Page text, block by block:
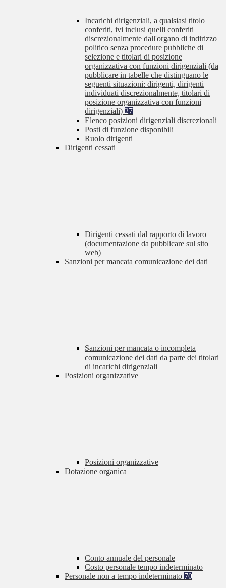
Incarichi dirigenziali, a qualsiasi titolo
conferiti, ivi inclusi quelli conferiti
discrezionalmente dall'organo di indirizzo
politico senza procedure pubbliche di
selezione e titolari di posizione
organizzativa con funzioni dirigenziali (da
pubblicare in tabelle che distinguano le
seguenti situazioni: dirigenti, dirigenti
individuati discrezionalmente, titolari di
posizione organizzativa con funzioni
dirigenziali) 27
Elenco posizioni dirigenziali discrezionali
Posti di funzione disponibili
Ruolo dirigenti
Dirigenti cessati
Dirigenti cessati dal rapporto di lavoro
(documentazione da pubblicare sul sito
web)
Sanzioni per mancata comunicazione dei dati
Sanzioni per mancata o incompleta
comunicazione dei dati da parte dei titolari
di incarichi dirigenziali
Posizioni organizzative
Posizioni organizzative
Dotazione organica
Conto annuale del personale
Costo personale tempo indeterminato
Personale non a tempo indeterminato 70